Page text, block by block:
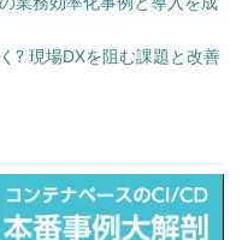
図る観点から、若年者等を
象として募集・採用する場
年齢層に限定し、かつ、期
の真実性などの要請がある
? 現場DXを阻む課題と改善